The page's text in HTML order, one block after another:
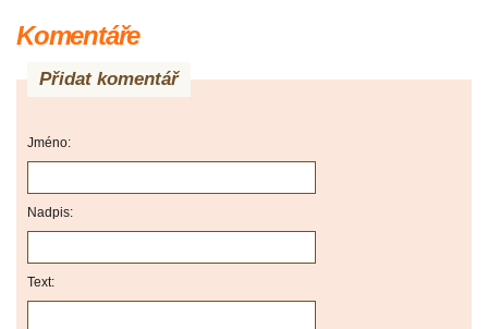
Komentáře
Přidat komentář
Jméno:
Nadpis:
Text: